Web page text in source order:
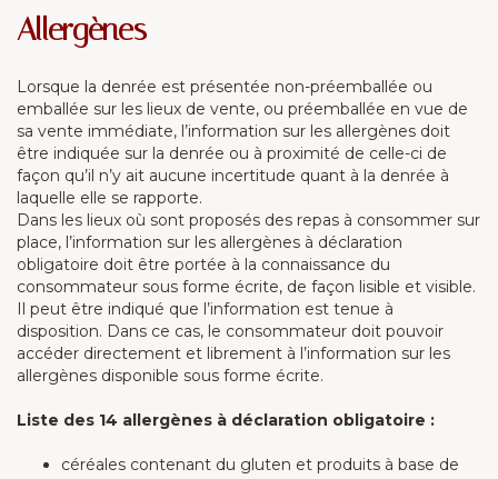
Allergènes
Lorsque la denrée est présentée non-préemballée ou
emballée sur les lieux de vente, ou préemballée en vue de
sa vente immédiate, l’information sur les allergènes doit
être indiquée sur la denrée ou à proximité de celle-ci de
façon qu’il n’y ait aucune incertitude quant à la denrée à
laquelle elle se rapporte.
Dans les lieux où sont proposés des repas à consommer sur
place, l’information sur les allergènes à déclaration
obligatoire doit être portée à la connaissance du
consommateur sous forme écrite, de façon lisible et visible.
Il peut être indiqué que l’information est tenue à
disposition. Dans ce cas, le consommateur doit pouvoir
accéder directement et librement à l’information sur les
allergènes disponible sous forme écrite.
Liste des 14 allergènes à déclaration obligatoire :
céréales contenant du gluten et produits à base de